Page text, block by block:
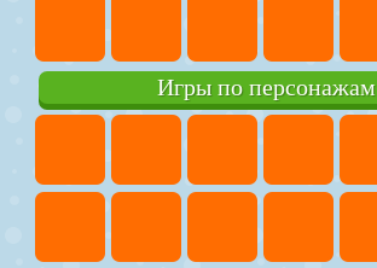
Игры по персонажам